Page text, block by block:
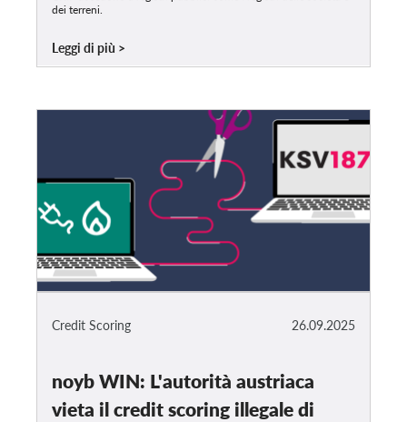
dei terreni.
Leggi di più
26.09.2025
Credit Scoring
noyb WIN: L'autorità austriaca
vieta il credit scoring illegale di